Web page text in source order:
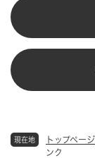
現在地 トップページ
ンク